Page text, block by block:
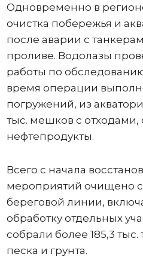
Одновременно в
очистка побережья и
после аварии с
проливе. Водолазы
работы по
время операции
погружений, из
тыс. мешков с
нефтепродукты.
Всего с начала
мероприятий очищено
береговой линии,
обработку отдельных
собрали более 185,3 тыс.
песка и грунта.